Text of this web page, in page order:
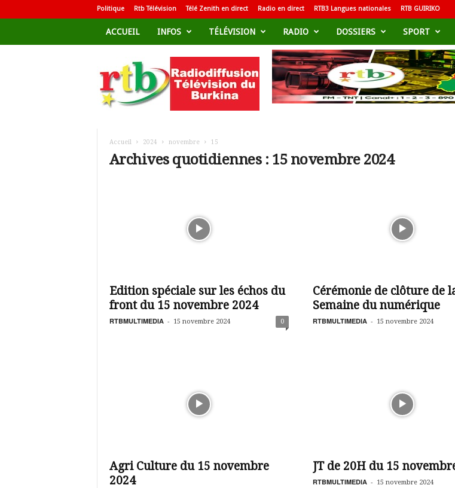
Politique Rtb Télévision Télé Zenith en direct Radio en direct RTB3 Langues nationales RTB GUIRIKO
ACCUEIL INFOS TÉLÉVISION RADIO DOSSIERS SPORT
d
i
Accueil 2024 novembre 15
Archives quotidiennes : 15 novembre 2024
Edition spéciale sur les échos du
front du 15 novembre 2024
RTBMULTIMEDIA - 15 novembre 2024 0
Cérémonie de clôture de
Semaine du numérique
RTBMULTIMEDIA - 15 novembre 2024
Agri Culture du 15 novembre
2024
JT de 20H du 15
RTBMULTIMEDIA - 15 novembre 2024